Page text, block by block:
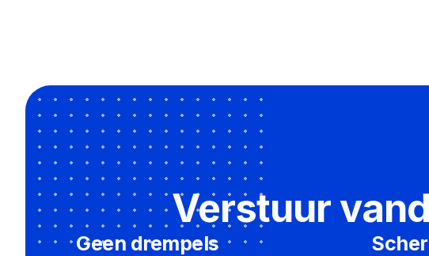
Verstuur
Geen drempels